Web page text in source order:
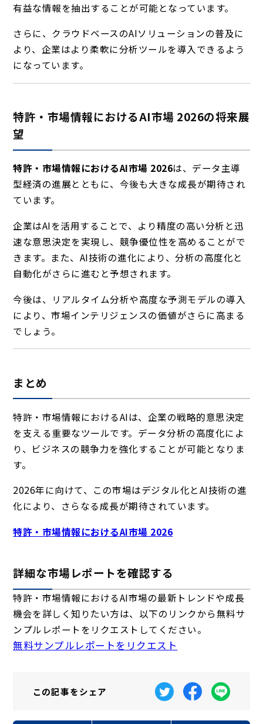
有益な情報を抽出することが可能となっています。
さらに、クラウドベースのAIソリューションの普及に
より、企業はより柔軟に分析ツールを導入できるよう
になっています。
特許・市場情報におけるAI市場 2026の将来展
望
特許・市場情報におけるAI市場 2026は、データ主導
型経済の進展とともに、今後も大きな成長が期待され
ています。
企業はAIを活用することで、より精度の高い分析と迅
速な意思決定を実現し、競争優位性を高めることがで
きます。また、AI技術の進化により、分析の高度化と
自動化がさらに進むと予想されます。
今後は、リアルタイム分析や高度な予測モデルの導入
により、市場インテリジェンスの価値がさらに高まる
でしょう。
まとめ
特許・市場情報におけるAIは、企業の戦略的意思決定
を支える重要なツールです。データ分析の高度化によ
り、ビジネスの競争力を強化することが可能となりま
す。
2026年に向けて、この市場はデジタル化とAI技術の進
化により、さらなる成長が期待されています。
特許・市場情報におけるAI市場 2026
詳細な市場レポートを確認する
特許・市場情報におけるAI市場の最新トレンドや成長
機会を詳しく知りたい方は、以下のリンクから無料サ
ンプルレポートをリクエストしてください。
無料サンプルレポートをリクエスト
この記事をシェア